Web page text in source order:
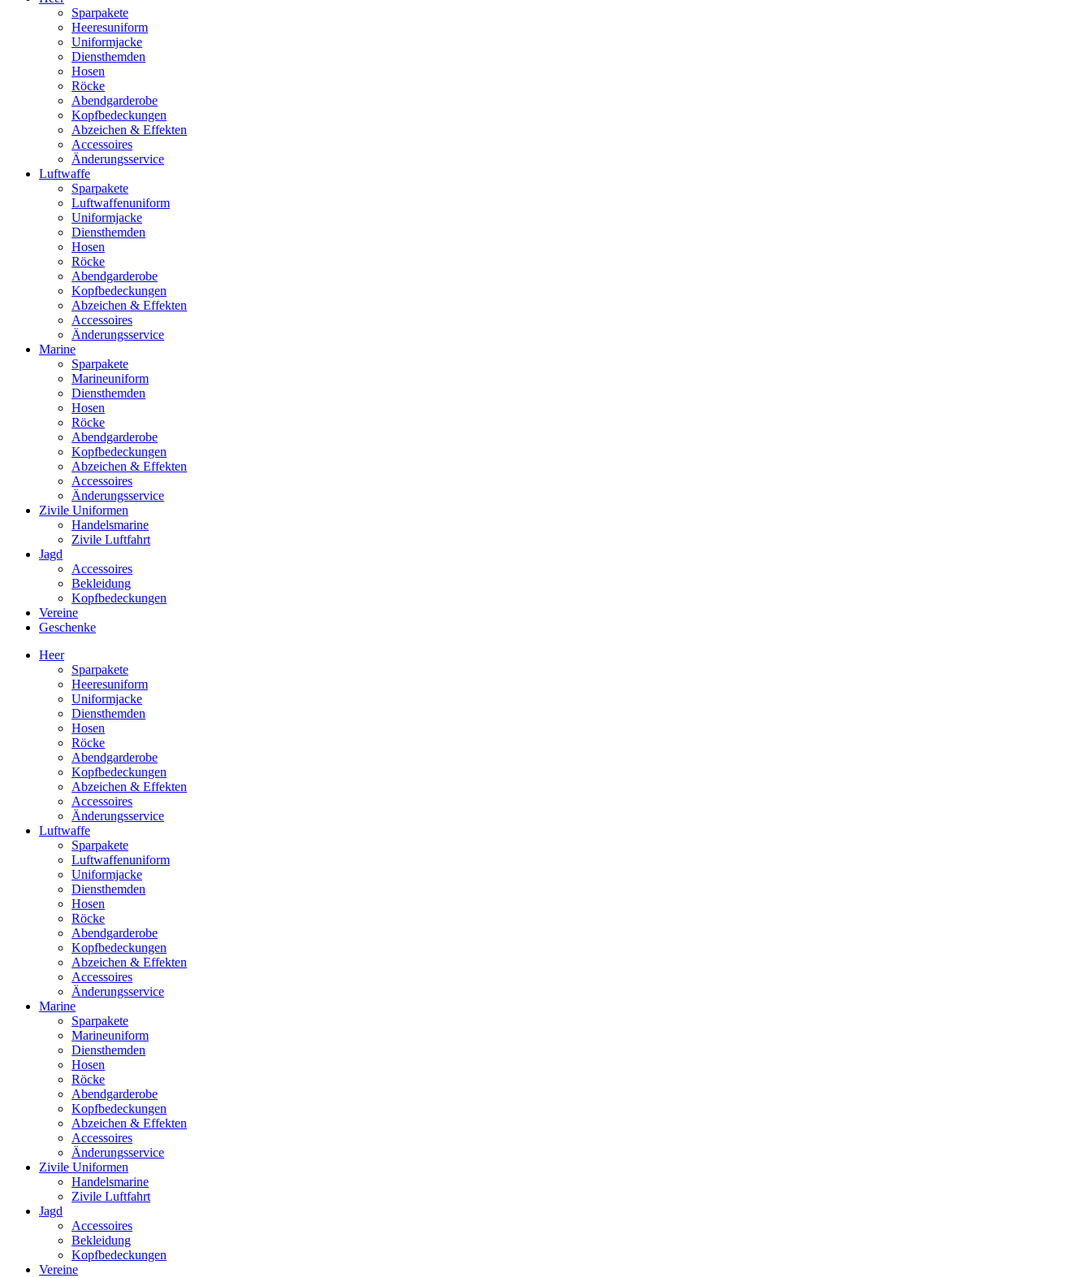
Sparpakete
Heeresuniform
Uniformjacke
Diensthemden
Hosen
Röcke
Abendgarderobe
Kopfbedeckungen
Abzeichen & Effekten
Accessoires
Änderungsservice
Luftwaffe
Sparpakete
Luftwaffenuniform
Uniformjacke
Diensthemden
Hosen
Röcke
Abendgarderobe
Kopfbedeckungen
Abzeichen & Effekten
Accessoires
Änderungsservice
Marine
Sparpakete
Marineuniform
Diensthemden
Hosen
Röcke
Abendgarderobe
Kopfbedeckungen
Abzeichen & Effekten
Accessoires
Änderungsservice
Zivile Uniformen
Handelsmarine
Zivile Luftfahrt
Jagd
Accessoires
Bekleidung
Kopfbedeckungen
Vereine
Geschenke
Heer
Sparpakete
Heeresuniform
Uniformjacke
Diensthemden
Hosen
Röcke
Abendgarderobe
Kopfbedeckungen
Abzeichen & Effekten
Accessoires
Änderungsservice
Luftwaffe
Sparpakete
Luftwaffenuniform
Uniformjacke
Diensthemden
Hosen
Röcke
Abendgarderobe
Kopfbedeckungen
Abzeichen & Effekten
Accessoires
Änderungsservice
Marine
Sparpakete
Marineuniform
Diensthemden
Hosen
Röcke
Abendgarderobe
Kopfbedeckungen
Abzeichen & Effekten
Accessoires
Änderungsservice
Zivile Uniformen
Handelsmarine
Zivile Luftfahrt
Jagd
Accessoires
Bekleidung
Kopfbedeckungen
Vereine